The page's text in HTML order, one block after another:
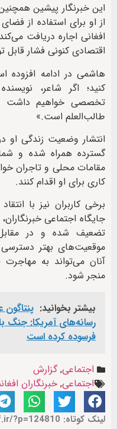
این خبرنگار پیشین
افغانی اجاره دریافت
اقتصادی کنونی فشار
هاشمی در ادامه افزوده
کنید؛ اگر شاعر،
تخصصی خواهیم داشت و
طالب‌العلم است.»
انتشار وضعیت زندگی او
گسترده همراه شده و
مقامات محلی و تاجران
کاری برای او اقدام کنند.
برخی کاربران نیز با
جایگاه اجتماعی
تضعیف شده و در
موقعیت‌های بهتر
آنان می‌تواند به
منجر شود.
بیشتر بخوانید:
رسانه‌های آمریکا: جنگ
فرسوده کرده است
اجتماعی,گزارش
اجتماعی,خبرنگاران
لینک کوتاه: https://iraf.ir/?p=124810